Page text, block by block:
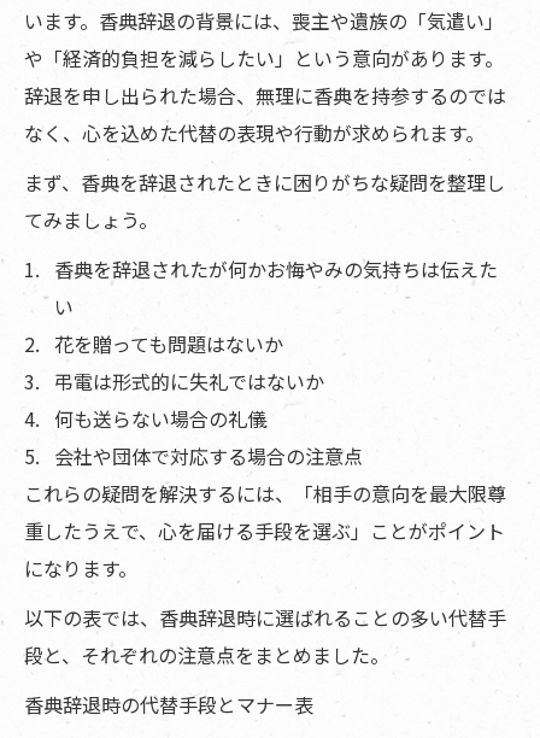
います。香典辞退の背景には、喪主や遺族の「気遣い」
や「経済的負担を減らしたい」という意向があります。
辞退を申し出られた場合、無理に香典を持参するのでは
なく、心を込めた代替の表現や行動が求められます。
まず、香典を辞退されたときに困りがちな疑問を整理し
てみましょう。
香典を辞退されたが何かお悔やみの気持ちは伝えた
い
花を贈っても問題はないか
弔電は形式的に失礼ではないか
何も送らない場合の礼儀
会社や団体で対応する場合の注意点
これらの疑問を解決するには、「相手の意向を最大限尊
重したうえで、心を届ける手段を選ぶ」ことがポイント
になります。
以下の表では、香典辞退時に選ばれることの多い代替手
段と、それぞれの注意点をまとめました。
香典辞退時の代替手段とマナー表